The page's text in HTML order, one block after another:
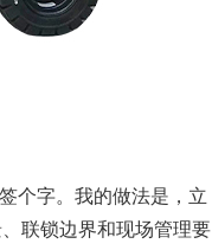
个字。我的做法是，立
联锁边界和现场管理要